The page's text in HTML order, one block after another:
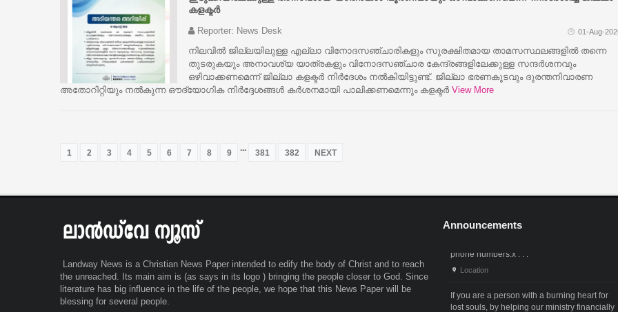
കളക്ടർ
Reporter: News Desk 01-Aug-
നിലവിൽ ജില്ലയിലുള്ള എല്ലാ വിനോദസഞ്ചാരികളും സുരക്ഷിതമായ താമസസ്ഥലങ്ങളിൽ തന്നെ
തുടരുകയും അനാവശ്യ യാത്രകളും വിനോദസഞ്ചാര കേന്ദ്രങ്ങളിലേക്കുള്ള സന്ദർശനവും
ഒഴിവാക്കണമെന്ന് ജില്ലാ കളക്ടർ നിർദേശം നൽകിയിട്ടുണ്ട്. ജില്ലാ ഭരണകൂടവും ദുരന്തനിവാരണ
അതോറിറ്റിയും നൽകുന്ന ഔദ്യോഗിക നിർദ്ദേശങ്ങൾ കർശനമായി പാലിക്കണമെന്നും കളക്ടർ View More
1 2 3 4 5 6 7 8 9 ... 381 382 NEXT
Landway News is a Christian News Paper intended to edify the body of Christ and to reach
the unreached. Its main aim is (as says in its logo ) bringing the people closer to God. Since
literature has big influence in the life of the people, we hope that this News Paper will be
blessing for several people.
Announcements
If you are a person with a burning heart for
lost souls, by helping our ministry financially
winning souls for God. Since it . . .